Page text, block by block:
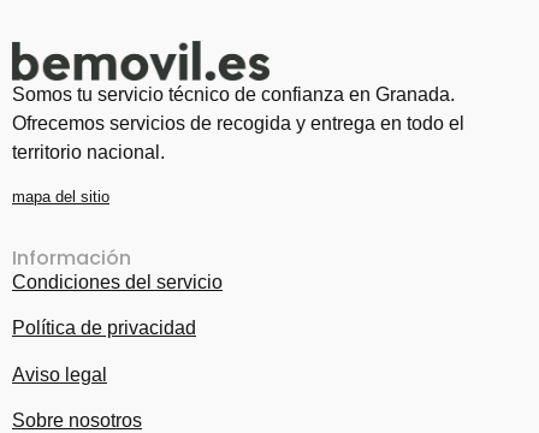
Somos tu servicio técnico de confianza en Granada.
Ofrecemos servicios de recogida y entrega en todo el
territorio nacional.
mapa del sitio
Información
Condiciones del servicio
Política de privacidad
Aviso legal
Sobre nosotros